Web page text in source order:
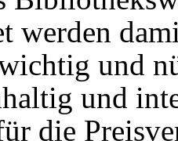
werden
und
und
die